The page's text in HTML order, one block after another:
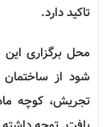
تاکید دارد.
محل برگزاری این
شود از